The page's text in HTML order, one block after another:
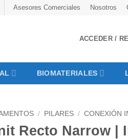
Asesores Comerciales Nosotros
ACCEDER /
BIOMATERIALES
/ PILARES / CONEXIÓN
Recto Narrow |